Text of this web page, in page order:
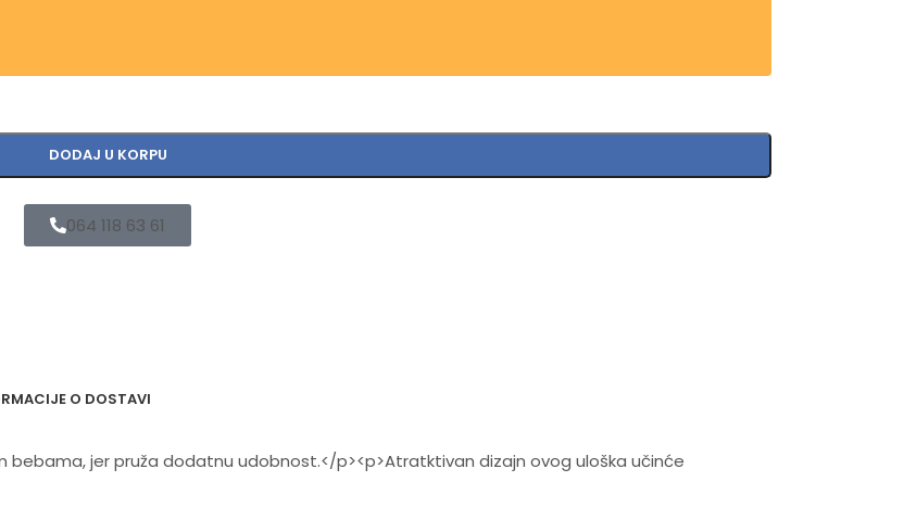
DODAJ U KORPU
064 118 63 61
O DOSTAVI
bebama, jer pruža dodatnu udobnost.</p><p>Atratktivan dizajn ovog uloška učinće